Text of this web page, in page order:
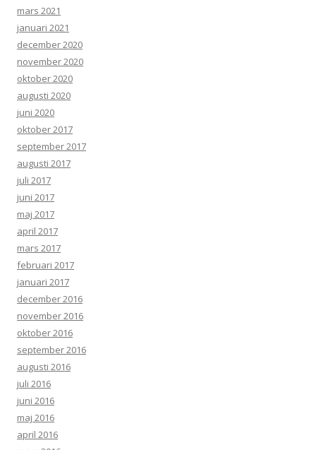
mars 2021
januari 2021
december 2020
november 2020
oktober 2020
augusti 2020
juni 2020
oktober 2017
september 2017
augusti 2017
juli 2017
juni 2017
maj 2017
april 2017
mars 2017
februari 2017
januari 2017
december 2016
november 2016
oktober 2016
september 2016
augusti 2016
juli 2016
juni 2016
maj 2016
april 2016